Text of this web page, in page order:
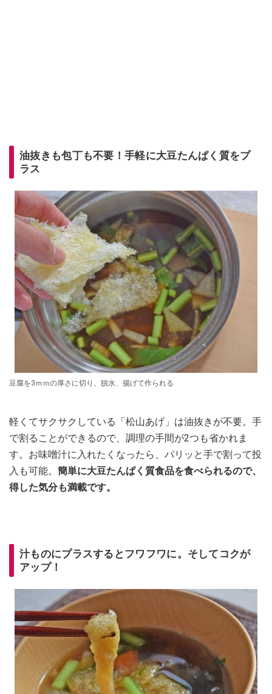
油抜きも包丁も不要！手軽に大豆たんぱく質をプ
ラス
豆腐を3ｍｍの厚さに切り、脱水、揚げて作られる
軽くてサクサクしている「松山あげ」は油抜きが不要。手
で割ることができるので、調理の手間が2つも省かれま
す。お味噌汁に入れたくなったら、パリッと手で割って投
入も可能。 簡単に大豆たんぱく質食品を食べられるので、
得した気分も満載です。
汁ものにプラスするとフワフワに。そしてコクが
アップ！